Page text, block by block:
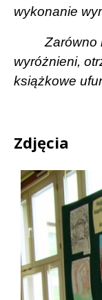
wykonanie
Zarówno
wyróżnieni,
książkowe
Zdjęcia